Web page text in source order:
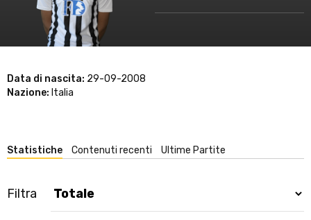
Data di nascita: 29-09-2008
Nazione: Italia
Statistiche Contenuti recenti Ultime Partite
Filtra